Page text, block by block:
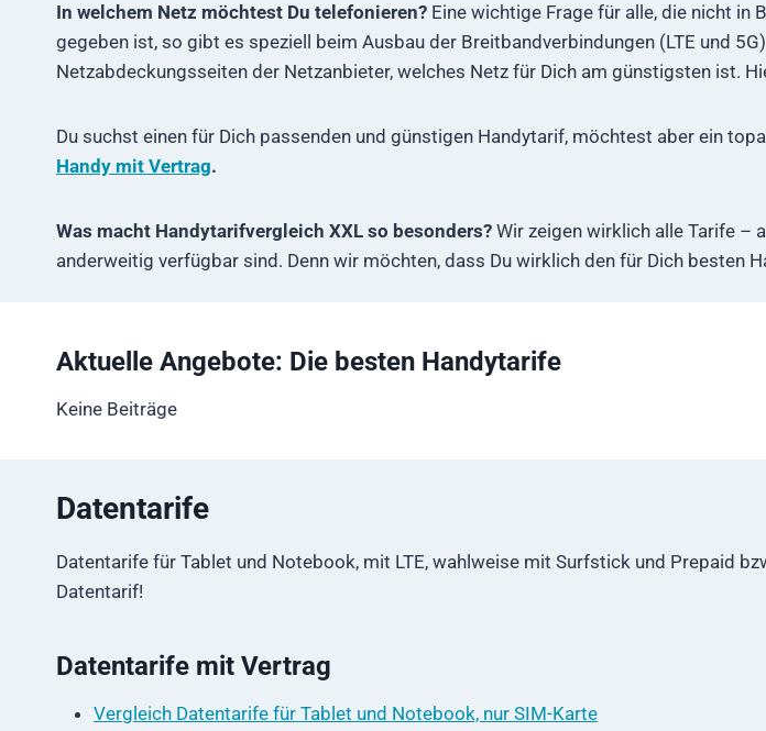
In welchem Netz möchtest Du telefonieren? Eine wichtige Frage für alle, die nicht in
gegeben ist, so gibt es speziell beim Ausbau der Breitbandverbindungen (LTE und
Netzabdeckungsseiten der Netzanbieter, welches Netz für Dich am günstigsten ist.
Du suchst einen für Dich passenden und günstigen Handytarif, möchtest aber ein
Handy mit Vertrag.
Was macht Handytarifvergleich XXL so besonders? Wir zeigen wirklich alle Tarife –
anderweitig verfügbar sind. Denn wir möchten, dass Du wirklich den für Dich besten
Aktuelle Angebote: Die besten Handytarife
Keine Beiträge
Datentarife
Datentarife für Tablet und Notebook, mit LTE, wahlweise mit Surfstick und Prepaid
Datentarif!
Datentarife mit Vertrag
Vergleich Datentarife für Tablet und Notebook, nur SIM-Karte